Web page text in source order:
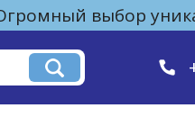
выбор